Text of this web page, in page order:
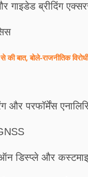
गाइडेड ब्रीदिंग
बात, बोले-राजनीतिक
और परफॉर्मेंस
डिस्प्ले और